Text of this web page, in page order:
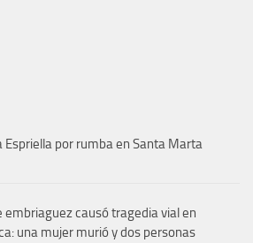
Espriella por rumba en Santa Marta
embriaguez causó tragedia vial en
una mujer murió y dos personas